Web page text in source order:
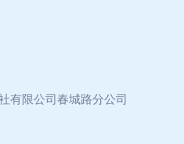
有限公司春城路分公司